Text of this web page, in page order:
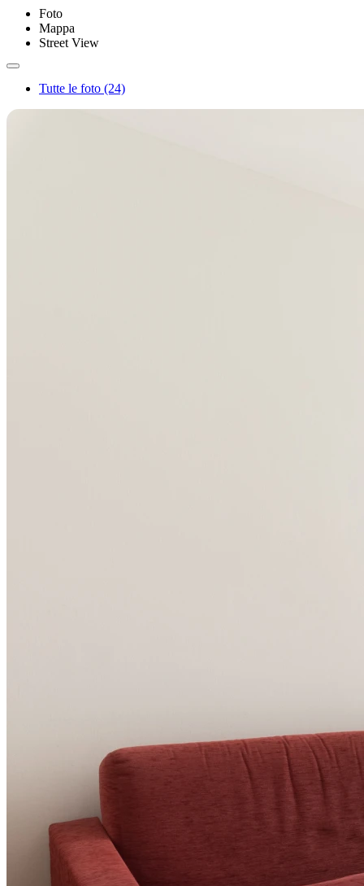
Foto
Mappa
Street View
Tutte le foto (24)